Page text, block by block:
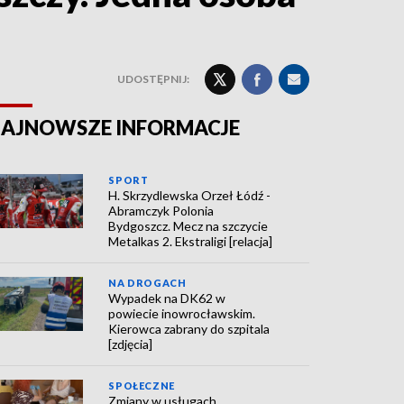
UDOSTĘPNIJ:
INFORMACJE
SPORT
H. Skrzydlewska Orzeł Łódź -
Abramczyk Polonia
Bydgoszcz. Mecz na szczycie
Metalkas 2. Ekstraligi [relacja]
NA DROGACH
Wypadek na DK62 w
powiecie inowrocławskim.
Kierowca zabrany do szpitala
[zdjęcia]
SPOŁECZNE
Zmiany w usługach